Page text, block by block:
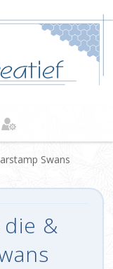
Swans
&